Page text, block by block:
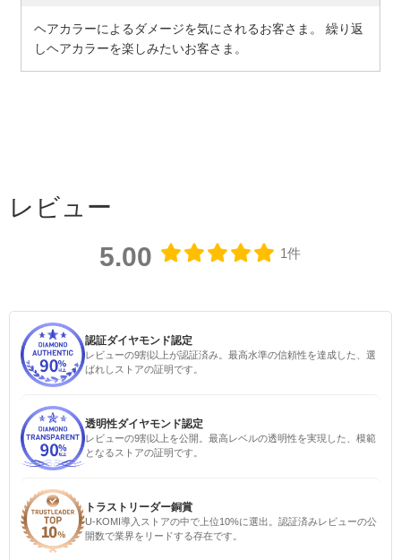
ヘアカラーによるダメージを気にされるお客さま。 繰り返
しヘアカラーを楽しみたいお客さま。
レビュー
5.00 1件
認証ダイヤモンド認定
レビューの9割以上が認証済み。最高水準の信頼性を達成した、選
ばれしストアの証明です。
透明性ダイヤモンド認定
レビューの9割以上を公開。最高レベルの透明性を実現した、模範
となるストアの証明です。
トラストリーダー銅賞
U-KOMI導入ストアの中で上位10%に選出。認証済みレビューの公
開数で業界をリードする存在です。